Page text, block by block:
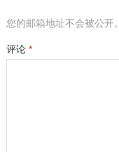
您的邮箱地址不会被公开。
评论 *